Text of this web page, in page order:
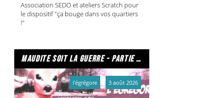
Association SEDO et ateliers Scratch pour
le dispositif "ça bouge dans vos quartiers
!"
maudite soit la guerre - partie 2/2
l'égrégore 3 août 2026